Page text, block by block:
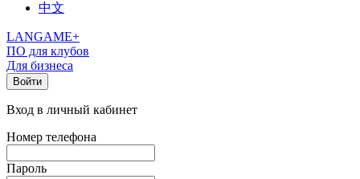
中文
LANGAME+
ПО для клубов
Для бизнеса
Войти
Вход в личный кабинет
Номер телефона
Пароль